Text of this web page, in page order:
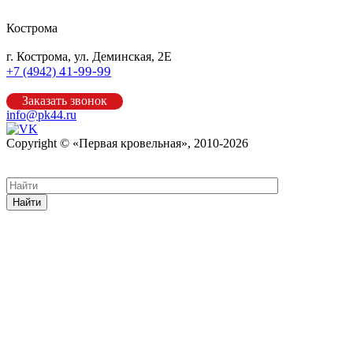
Кострома
г. Кострома, ул. Деминская, 2Е
+7 (4942) 41-99-99
Заказать звонок
info@pk44.ru
Copyright © «Первая кровельная», 2010-2026
Найти